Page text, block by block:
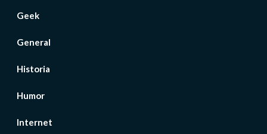
Geek
General
Historia
Humor
Internet